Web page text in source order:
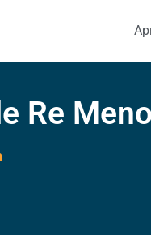
Re